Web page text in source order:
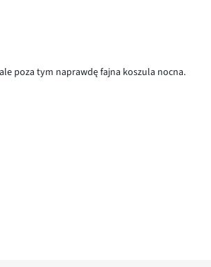
poza tym naprawdę fajna koszula nocna.